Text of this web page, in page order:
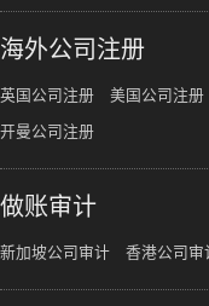
海外公司注册
英国公司注册 美国公司注册
开曼公司注册
做账审计
新加坡公司审计 香港公司审